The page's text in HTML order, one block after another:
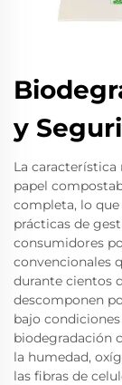
y
La característica
papel
completa, lo
prácticas de
consumidores
convencionales
durante cientos
descomponen
bajo
biodegradación
la humedad,
las fibras de